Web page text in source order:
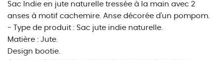
Sac Indie en jute naturelle tressée à la main avec 2
anses à motif cachemire. Anse décorée d'un pompom.
- Type de produit : Sac jute indie naturelle.
Matière : Jute.
Design bootie.